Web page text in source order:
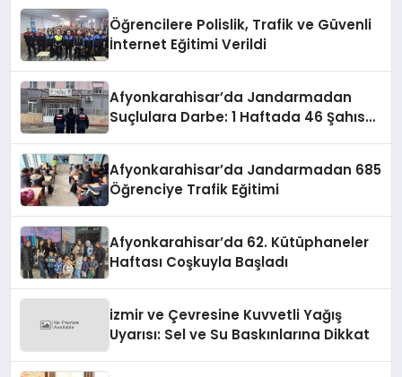
Öğrencilere Polislik, Trafik ve Güvenli
İnternet Eğitimi Verildi
Afyonkarahisar’da Jandarmadan
Suçlulara Darbe: 1 Haftada 46 Şahıs
Afyonkarahisar’da Jandarmadan 685
Öğrenciye Trafik Eğitimi
Afyonkarahisar’da 62. Kütüphaneler
Haftası Coşkuyla Başladı
izmir ve Çevresine Kuvvetli Yağış
Uyarısı: Sel ve Su Baskınlarına Dikkat